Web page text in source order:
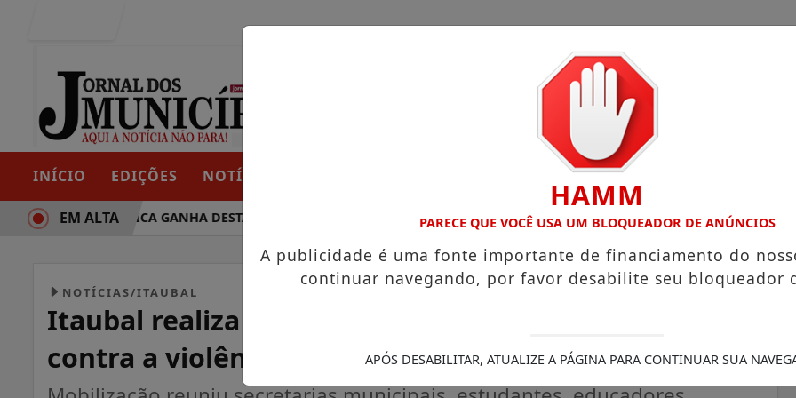
INÍCIO EDIÇÕES NOTÍCIAS
POLÍTICA GANHA DESTAQUE EM PORTO GRANDE COM ATUAÇÃO VOLTADA AO MUNICÍPIO RECEITA FEDERAL
EM ALTA
NOTÍCIAS/ITAUBAL
Itaubal realiza caminhada do Dia D do Maio Laranja
contra a violência sexual infantojuvenil
HAMM
PARECE QUE VOCÊ USA UM BLOQUEADOR DE ANÚNCIOS
A publicidade é uma fonte importante de financiamento do
continuar navegando, por favor desabilite seu bloqueador
APÓS DESABILITAR, ATUALIZE A PÁGINA PARA CONTINUAR SUA